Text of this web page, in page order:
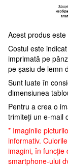
Acest produs
Costul este
imprimată pe
pe șasiu de lemn
Sunt luate în
dimensiunea
Pentru a crea o
trimiteți un e-mail
* Imaginile
informativ.
imagini, în funcție
smartphone-ului